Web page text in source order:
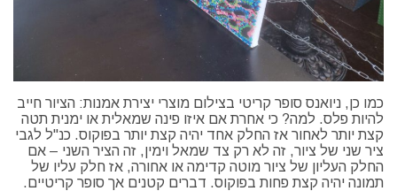
כמו כן, ניואנס סופר קריטי בצילום מוצרי יצירת אמנות: הציור חייב
להיות פלס. למה? כי אחרת אם איזו פינה שמאלית או ימנית תטה
קצת יותר לאחור אז החלק אחד יהיה קצת יותר בפוקוס. כנ"ל לגבי
ציר שני של ציור, זה לא רק צד שמאל וימין, זה הציר השני – אם
החלק העליון של ציור מוטה קדימה או אחורה, אז חלק עליו של
תמונה יהיה קצת פחות בפוקוס. דברים קטנים אך סופר קריטיים.